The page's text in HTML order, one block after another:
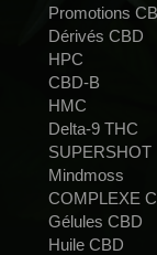
Promotions
Dérivés CBD
HPC
CBD-B
HMC
Delta-9 THC
SUPERSHOT
Mindmoss
COMPLEXE
Gélules CBD
Huile CBD